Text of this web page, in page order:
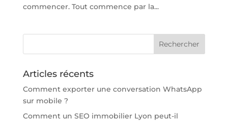
commencer. Tout commence par la...
Articles récents
Comment exporter une conversation WhatsApp
sur mobile ?
Comment un SEO immobilier Lyon peut-il